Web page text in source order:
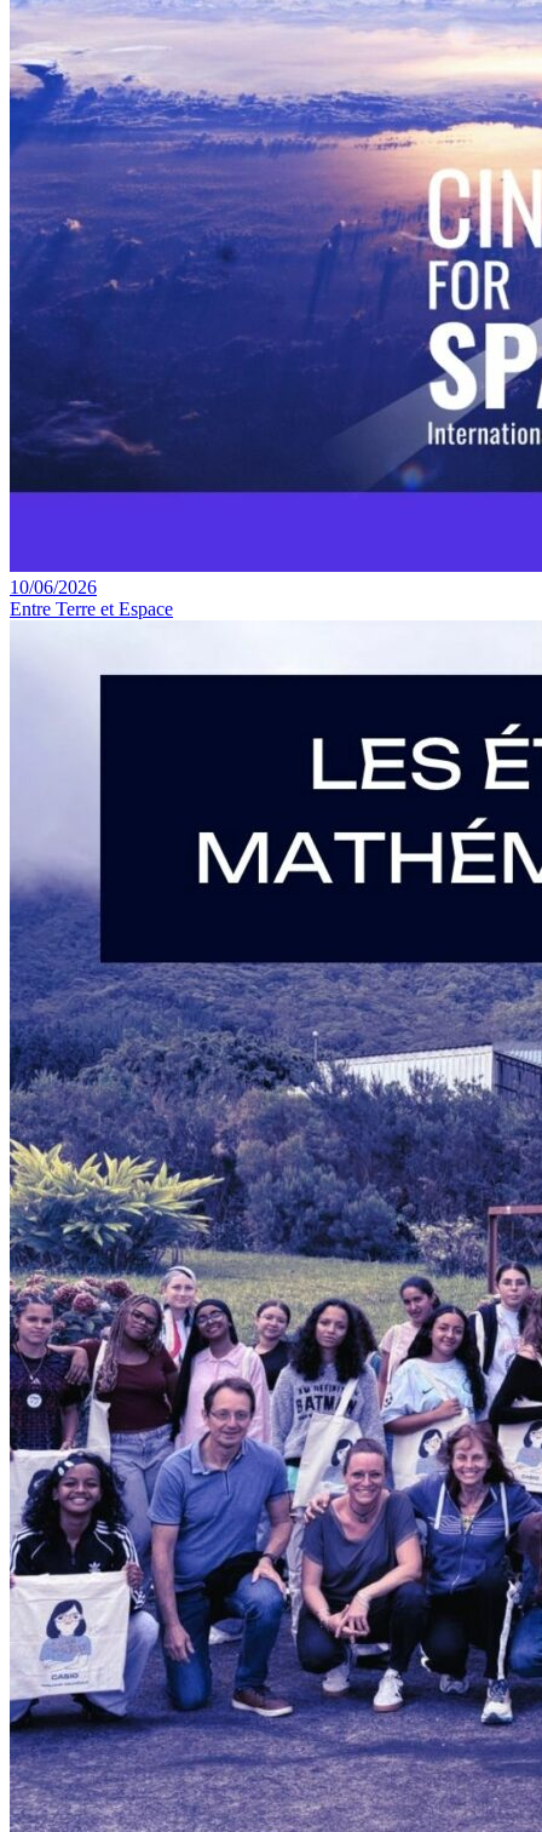
10/06/2026
Entre Terre et Espace